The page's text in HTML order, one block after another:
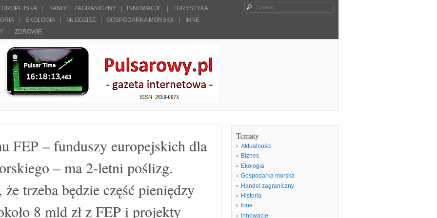
HANDEL ZAGRANICZNY INNOWACJE
TURYSTYKA
EKOLOGIA MŁODZIEŻ GOSPODARKA MORSKA
INNE
ZDROWIE
Szukaj
FEP – funduszy europejskich dla
– ma 2-letni poślizg.
trzeba będzie część pieniędzy
8 mld zł z FEP i projekty
Tematy
Aktualności
Biznes
Ekologia
Gospodarka morska
Handel zagraniczny
Historia
Inne
Innowacje